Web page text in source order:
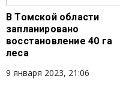
В Томской области
запланировано
восстановление 40 га
леса
9 января 2023, 21:06